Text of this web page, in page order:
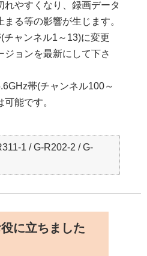
れやすくなり、録画データ
る等の影響が生じます。
チャンネル1～13)に変更
ジョンを最新にして下さ
帯(チャンネル100～
能です。
1 / G-R202-2 / G-
に立ちました